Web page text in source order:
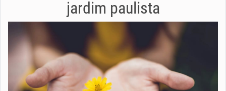
jardim paulista